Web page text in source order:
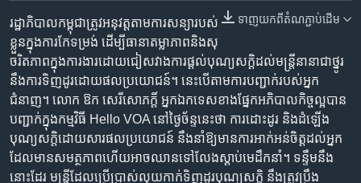
ចូល​
ទៅ​
កាន់​
ទំព័រ​
ស្វែង​
រក
ភាសា
ទាញ​យក​ពី​តំណភ្ជាប់​ដើម
រដ្ឋាភិបាល​កម្ពុជា​ត្រូវ​អនុវត្ត​តាម​ការសន្យា​របស់​
ខ្លួន​ក្នុងការ​កែទម្រង់ ដើម្បី​ធានា​តម្លាភាព​និង​សុ
ចរិតភាព​ក្នុង​ការងារ​ដោយ​ជៀសវាង​ការផ្តល់​បុណ្យសក្តិ​ដល់​មន្ត្រី​នានា​ជាថ្នូរ​
នឹង​ការទិញដូរ​ដោយ​ផលប្រយោជន៍។ នេះ​បើ​តាមការ​បញ្ជាក់​របស់​អ្នក​
ជំនាញ។ លោក ឱក សេរីសោភក្តិ៍ អ្នកឯកទេស​ខាងផ្នែក​អភិបាល​កិច្ច​ល្អ​បាន​
បញ្ជាក់​ក្នុង​កម្ម​វិធី​ Hello VOA នៅ​ថ្ងៃច័ន្ទ​នេះ​ថា ការដោះដូរ និង​ដំឡើង​
បុណ្យសក្តិ​ដោយសារ​ផលប្រយោជន៍ នឹង​នាំ​ឱ្យ​មាន​ការអាក់អន់​ចិត្ត​ដល់​អ្នក​
ដែល​មាន​សមត្ថភាព​​ហើយ​អាច​ឈាន​ទៅ​លែង​ស្តាប់​មេដឹកនាំ។​ ទន្ទឹម​នឹង
នោះ​ដែរ មន្ត្រី​ដែល​ប្រើប្រាស់​លុយកាក់​ទិញដូរ​បុណ្យសក្តិ នឹង​ត្រូវ​​ប្រឹង​